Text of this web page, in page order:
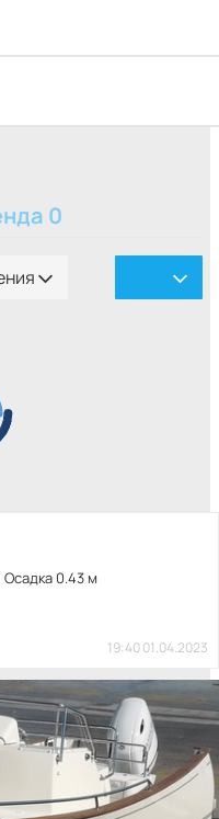
0
Осадка 0.43 м
19:40 01.04.2023